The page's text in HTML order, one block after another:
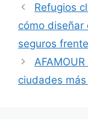
Refugios
cómo diseñar
seguros
ciudades